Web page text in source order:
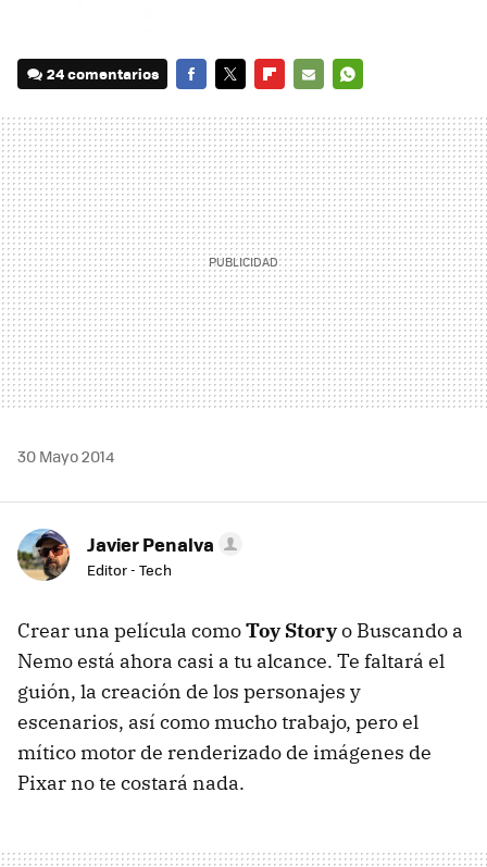
24 comentarios
MAIL
30 Mayo 2014
Javier Penalva
Editor - Tech
Crear una película comoToy Storyo Buscando a
Nemo está ahora casi a tu alcance. Te faltará el
guión, la creación de los personajes y
escenarios, así como mucho trabajo, pero el
mítico motor de renderizado de imágenes de
Pixar no te costará nada.